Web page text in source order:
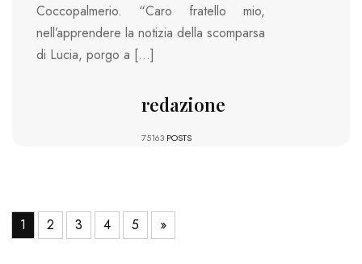
Coccopalmerio. “Caro fratello mio,
nell’apprendere la notizia della scomparsa
di Lucia, porgo a […]
redazione
75163 POSTS
1 2 3 4 5 »